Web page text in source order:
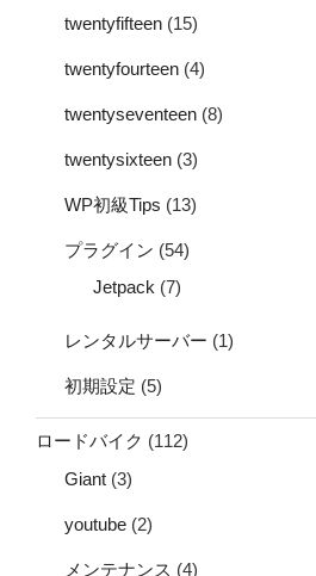
twentyfifteen (15)
twentyfourteen (4)
twentyseventeen (8)
twentysixteen (3)
WP初級Tips (13)
プラグイン (54)
Jetpack (7)
レンタルサーバー (1)
初期設定 (5)
ロードバイク (112)
Giant (3)
youtube (2)
メンテナンス (4)